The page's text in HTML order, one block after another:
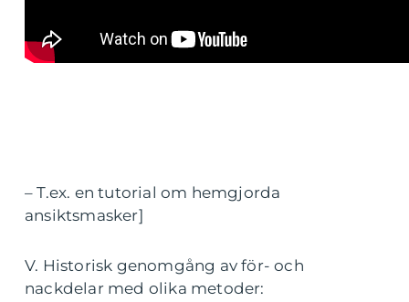
– T.ex. en tutorial om hemgjorda
ansiktsmasker]
V. Historisk genomgång av för- och
nackdelar med olika metoder: